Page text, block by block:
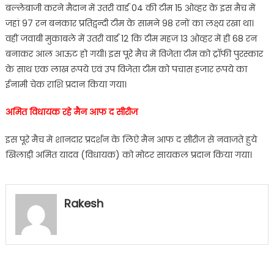
बल्लेबाजी करने मैदान में उतरी वार्ड 04 की टीम 15 ओव्हर के इस मैच में
जहां 97 रन बनकार प्रतिद्वन्दी टीम के सामने 98 रनों का लक्ष्य रखा था।
वहीं जवाबी मुकाबले में उतरी वार्ड 12 कि टीम महज 13 ओव्हर में ही 68 रन
बनाकर आल आऊट हो गयी। इस पूरे मैच में विजेता टीम को ट्राॅफी पुरस्कार
के साथ एक लाख रूपये एवं उप विजेता टीम को पचास हजार रूपये का
ईनामी चेक राशि प्रदान किया गया।
अमित विधायक रहे मैन आफ द सीरीज
इस पूरे मैच मे शानदार प्रदर्शन के लिऐ मैन आफ द सीरीज से नवाजते हुये
खिलाडी़ अमित यादव (विधायक) को मोटर सायकल प्रदान किया गया।
Rakesh